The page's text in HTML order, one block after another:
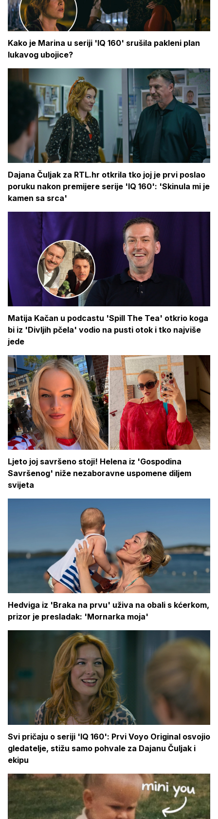
Kako je Marina u seriji 'IQ 160' srušila pakleni plan
lukavog ubojice?
Dajana Čuljak za RTL.hr otkrila tko joj je prvi poslao
poruku nakon premijere serije 'IQ 160': 'Skinula mi je
kamen sa srca'
Matija Kačan u podcastu 'Spill The Tea' otkrio koga
bi iz 'Divljih pčela' vodio na pusti otok i tko najviše
jede
Ljeto joj savršeno stoji! Helena iz 'Gospodina
Savršenog' niže nezaboravne uspomene diljem
svijeta
Hedviga iz 'Braka na prvu' uživa na obali s kćerkom,
prizor je presladak: 'Mornarka moja'
Svi pričaju o seriji 'IQ 160': Prvi Voyo Original osvojio
gledatelje, stižu samo pohvale za Dajanu Čuljak i
ekipu